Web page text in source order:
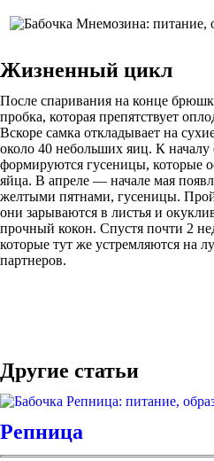
Жизненный цикл
После спаривания на конце
пробка, которая препятствует
Вскоре самка откладывает на
около 40 небольших яиц. К
формируются гусеницы, которые
яйца. В апреле — начале мая
желтыми пятнами, гусеницы.
они зарываются в листья и
прочный кокон. Спустя почти 2
которые тут же устремляются на
партнеров.
Другие статьи
Репница